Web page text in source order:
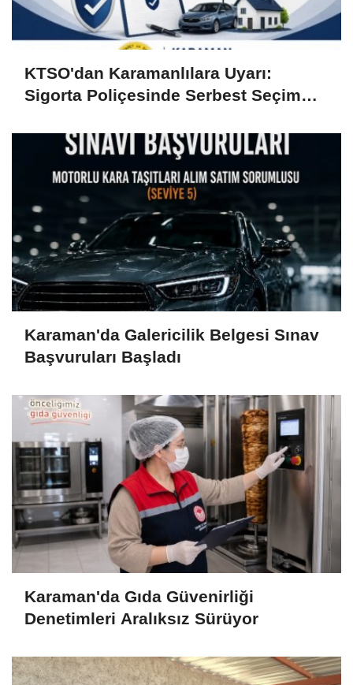
KTSO'dan Karamanlılara Uyarı:
Sigorta Poliçesinde Serbest Seçim
Karaman'da Galericilik Belgesi Sınav
Başvuruları Başladı
Karaman'da Gıda Güvenirliği
Denetimleri Aralıksız Sürüyor